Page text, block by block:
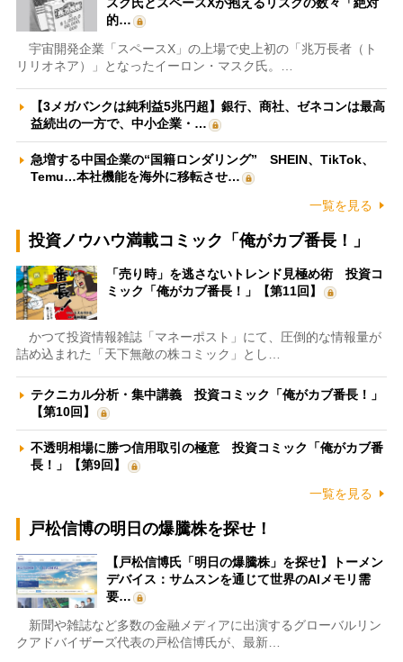
スク氏とスペースXが抱えるリスクの数々「絶対
的…
宇宙開発企業「スペースX」の上場で史上初の「兆万長者（ト
リリオネア）」となったイーロン・マスク氏。…
【3メガバンクは純利益5兆円超】銀行、商社、ゼネコンは最高
益続出の一方で、中小企業・…
急増する中国企業の“国籍ロンダリング” SHEIN、TikTok、
Temu…本社機能を海外に移転させ…
一覧を見る
投資ノウハウ満載コミック「俺がカブ番長！」
「売り時」を逃さないトレンド見極め術 投資コ
ミック「俺がカブ番長！」【第11回】
かつて投資情報雑誌「マネーポスト」にて、圧倒的な情報量が
詰め込まれた「天下無敵の株コミック」とし…
テクニカル分析・集中講義 投資コミック「俺がカブ番長！」
【第10回】
不透明相場に勝つ信用取引の極意 投資コミック「俺がカブ番
長！」【第9回】
一覧を見る
戸松信博の明日の爆騰株を探せ！
【戸松信博氏「明日の爆騰株」を探せ】トーメン
デバイス：サムスンを通じて世界のAIメモリ需
要…
新聞や雑誌など多数の金融メディアに出演するグローバルリン
クアドバイザーズ代表の戸松信博氏が、最新…